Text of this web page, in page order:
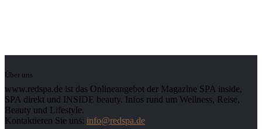
Über uns
www.redspa.de ist das Onlineangebot der Magazine SPA inside,
SPA direkt und INSIDE beauty. Infos rund um Wellness, Reise,
Beauty und Lifestyle.
Kontaktieren Sie uns: info@redspa.de